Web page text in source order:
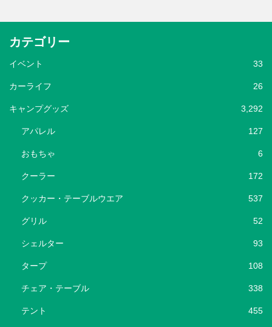
カテゴリー
イベント 33
カーライフ 26
キャンプグッズ 3,292
アパレル 127
おもちゃ 6
クーラー 172
クッカー・テーブルウエア 537
グリル 52
シェルター 93
タープ 108
チェア・テーブル 338
テント 455